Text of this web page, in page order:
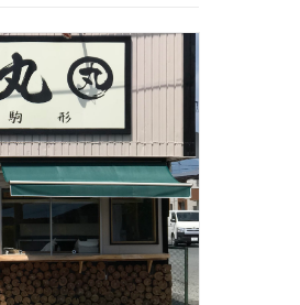
丼丸
沢西町1-7
～ 20：00
間：11：00 ～